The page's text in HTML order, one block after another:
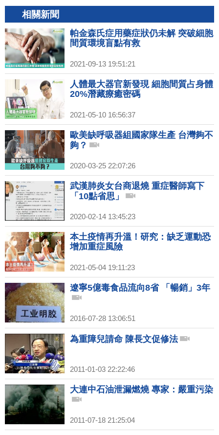
相關新聞
帕金森氏症用藥症狀仍未解 突破細胞
間質環境盲點有救
2021-09-13 19:51:21
人體最大器官新發現 細胞間質占身體
20%潛藏療癒密碼
2021-05-10 16:56:37
歐美缺呼吸器組國家隊生產 台灣夠不
夠？
2020-03-25 22:07:26
武漢肺炎女台商退燒 重症醫師寫下
「10點省思」
2020-02-14 13:45:23
本土疫情再升溫！研究：缺乏運動恐
增加重症風險
2021-05-04 19:11:23
遼寧5億毒食品流向8省 「暢銷」3年
2016-07-28 13:06:51
為重障兒請命 陳長文促修法
2011-01-03 22:22:46
大連中石油泄漏燃燒 專家：嚴重污染
2011-07-18 21:25:04